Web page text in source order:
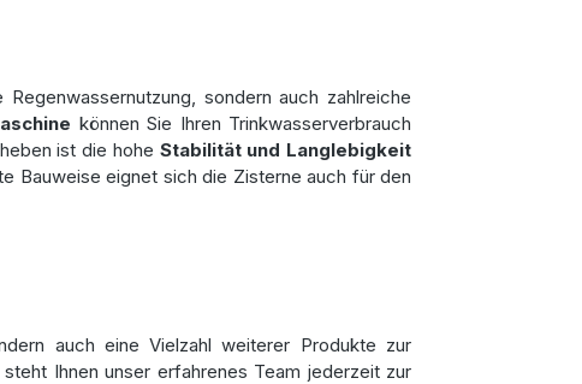
sondern auch zahlreiche
können Sie Ihren Trinkwasserverbrauch
ist die hohe Stabilität und Langlebigkeit
Bauweise eignet sich die Zisterne auch für den
auch eine Vielzahl weiterer Produkte zur
Ihnen unser erfahrenes Team jederzeit zur